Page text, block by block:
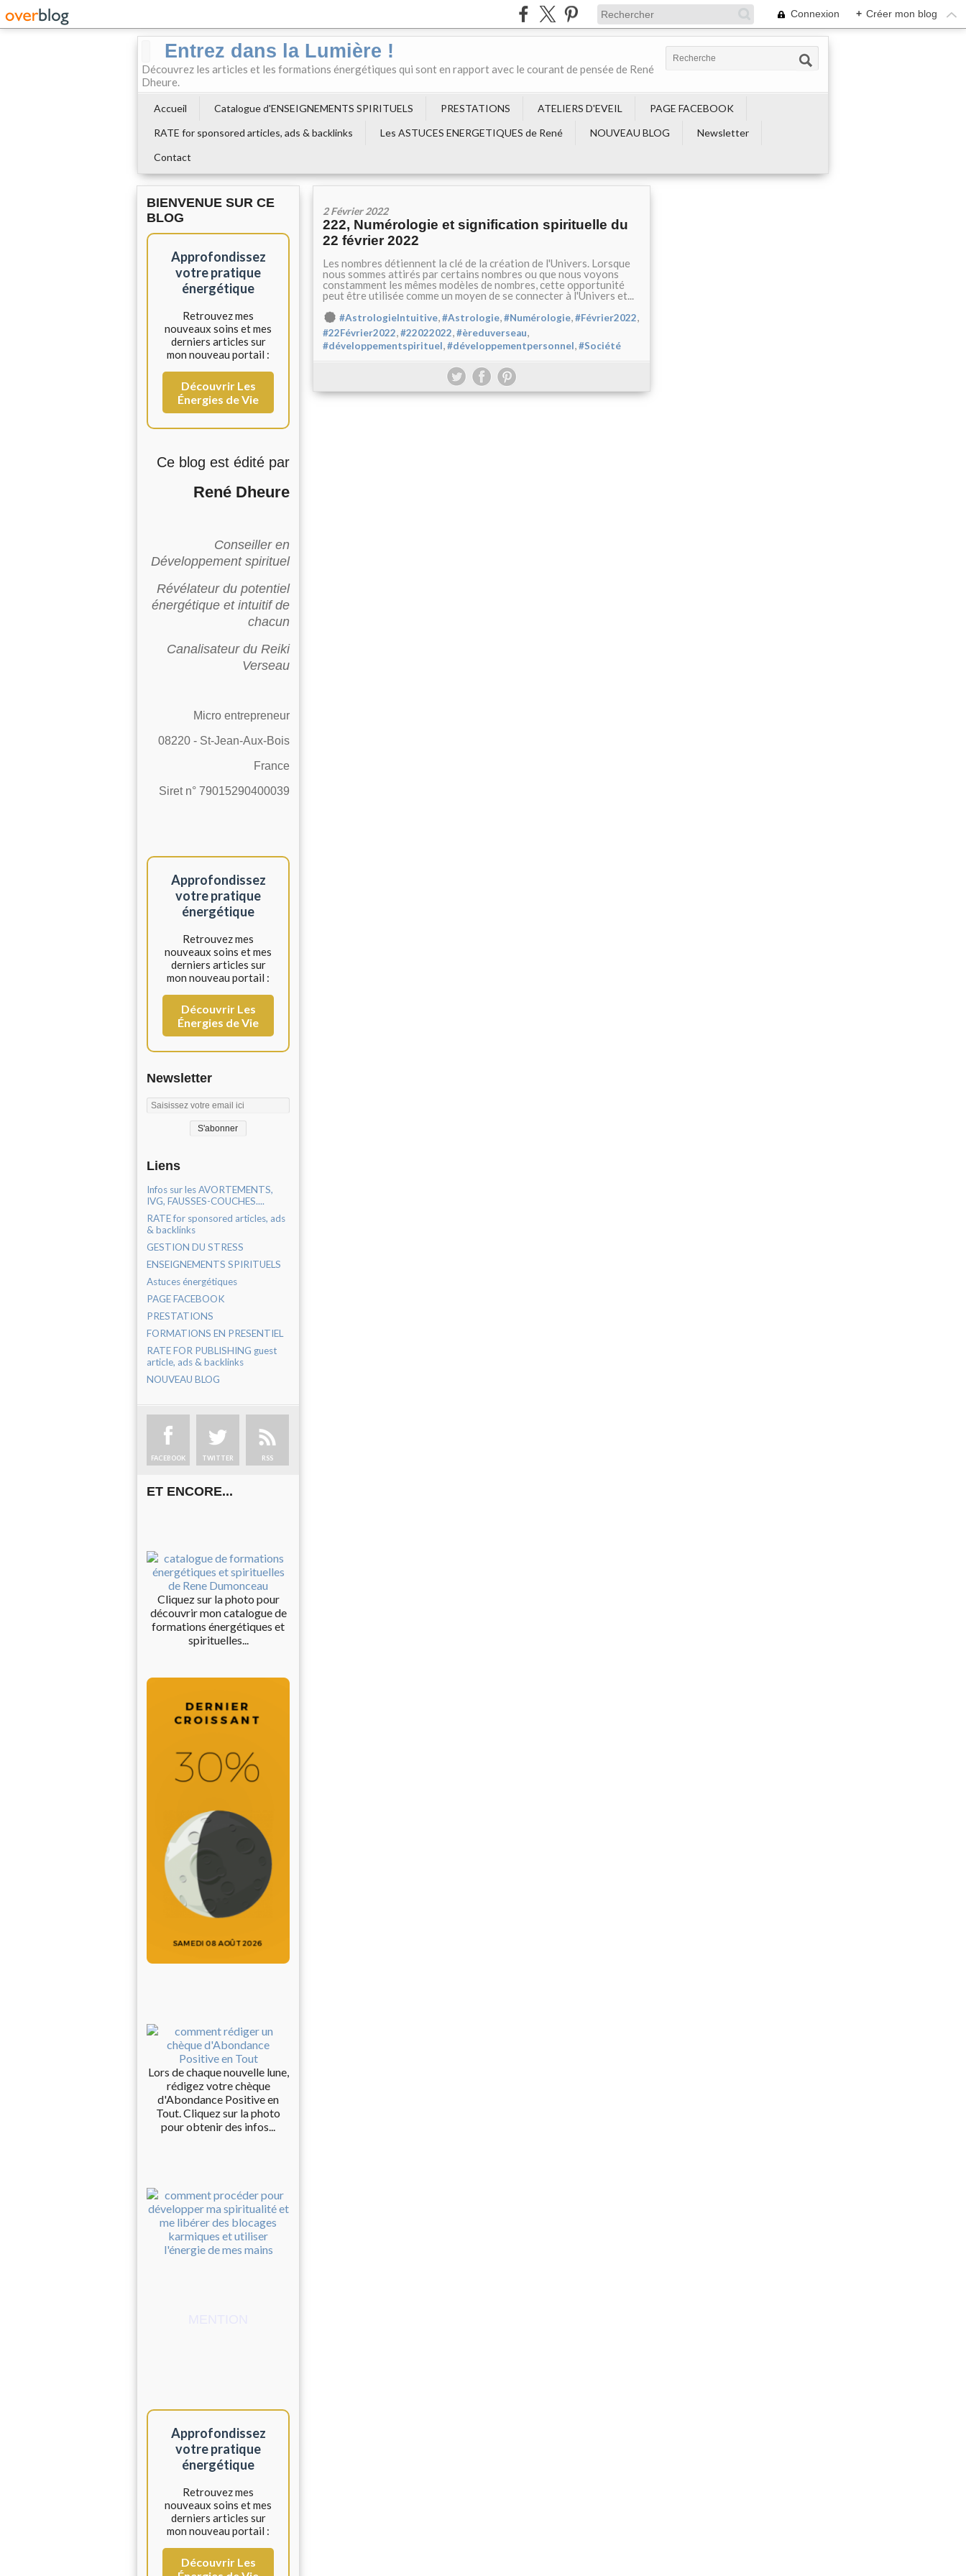
Connexion + Créer mon blog
Entrez dans la Lumière !
Découvrez les articles et les formations énergétiques qui sont en rapport avec le courant de pensée de René
Dheure.
Accueil Catalogue d'ENSEIGNEMENTS SPIRITUELS PRESTATIONS ATELIERS D'EVEIL
PAGE FACEBOOK
RATE for sponsored articles, ads & backlinks
Les ASTUCES ENERGETIQUES de René NOUVEAU BLOG
Newsletter
Contact
BIENVENUE SUR CE
BLOG
Approfondissez
votre pratique
énergétique
Retrouvez mes
nouveaux soins et mes
derniers articles sur
mon nouveau portail :
Découvrir Les
Énergies de Vie
Ce blog est édité par
René Dheure
Conseiller en
Développement spirituel
Révélateur du potentiel
énergétique et intuitif de
chacun
Canalisateur du Reiki
Verseau
Micro entrepreneur
08220 - St-Jean-Aux-Bois
France
Siret n° 79015290400039
Approfondissez
votre pratique
énergétique
Retrouvez mes
nouveaux soins et mes
derniers articles sur
mon nouveau portail :
Découvrir Les
Énergies de Vie
Newsletter
Liens
Infos sur les AVORTEMENTS,
IVG, FAUSSES-COUCHES....
RATE for sponsored articles, ads
& backlinks
GESTION DU STRESS
ENSEIGNEMENTS SPIRITUELS
Astuces énergétiques
PAGE FACEBOOK
PRESTATIONS
FORMATIONS EN PRESENTIEL
RATE FOR PUBLISHING guest
article, ads & backlinks
NOUVEAU BLOG
FACEBOOK TWITTER RSS
ET ENCORE...
Cliquez sur la photo pour
découvrir mon catalogue de
formations énergétiques et
spirituelles...
Lors de chaque nouvelle lune,
rédigez votre chèque
d'Abondance Positive en
Tout. Cliquez sur la photo
pour obtenir des infos...
Approfondissez
votre pratique
énergétique
Retrouvez mes
nouveaux soins et mes
derniers articles sur
mon nouveau portail :
Découvrir Les
2 Février 2022
222, Numérologie et signification spirituelle du
22 février 2022
Les nombres détiennent la clé de la création de l'Univers. Lorsque
nous sommes attirés par certains nombres ou que nous voyons
constamment les mêmes modèles de nombres, cette opportunité
peut être utilisée comme un moyen de se connecter à l'Univers et...
#AstrologieIntuitive,#Astrologie,#Numérologie,#Février2022,
#22Février2022,#22022022,#èreduverseau,
#développementspirituel,#développementpersonnel,#Société